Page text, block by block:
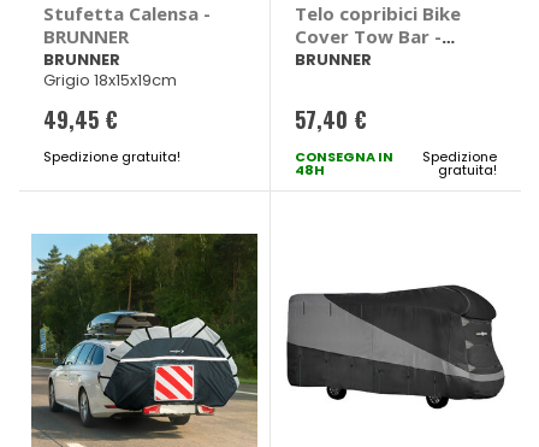
Stufetta Calensa -
BRUNNER
BRUNNER
Grigio 18x15x19cm
49,45 €
Spedizione gratuita!
Telo copribici Bike
Cover Tow Bar -
BRUNNER
BRUNNER
57,40 €
CONSEGNA IN
48H
Spedizione
gratuita!